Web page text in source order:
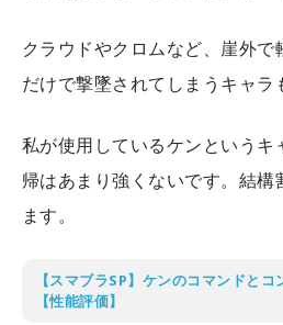
クラウドやクロムなど、崖外で
だけで撃墜されてしまうキャラ
私が使用しているケンというキ
帰はあまり強くないです。結構
ます。
【スマブラSP】ケンのコマンドと
【性能評価】